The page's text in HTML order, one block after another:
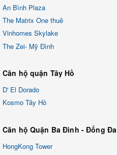
An Bình Plaza
The Matrix One thuê
Vinhomes Skylake
The Zei- Mỹ Đình
Căn hộ quận Tây Hồ
D' El Dorado
Kosmo Tây Hồ
Căn hộ Quận Ba Đình - Đống Đa
HongKong Tower